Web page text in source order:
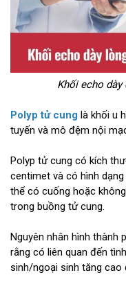
Khối echo
Polyp tử cung là khối u
tuyến và mô đệm nội
Polyp tử cung có kích
centimet và có hình
thể có cuống hoặc
trong buồng tử cung.
Nguyên nhân hình
rằng có liên quan đến
sinh/ngoại sinh tăng cao